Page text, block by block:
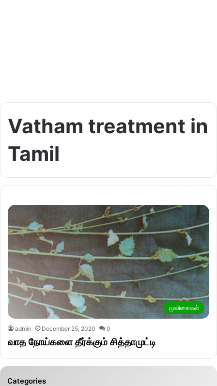
Vatham treatment in
Tamil
மூலிகைகள்
admin December 25, 2020 0
வாத நோய்களை தீர்க்கும் சித்தாமுட்டி
Categories